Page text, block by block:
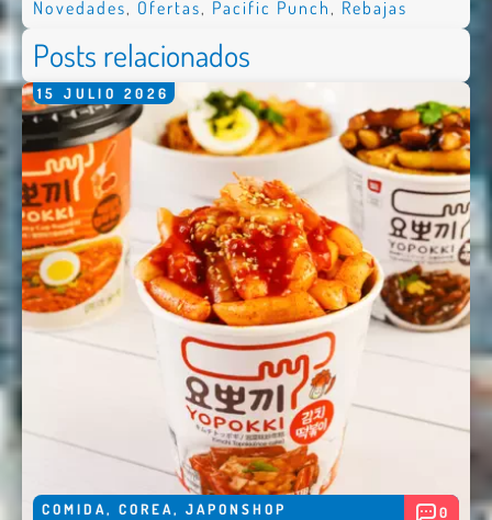
Novedades, Ofertas, Pacific Punch, Rebajas
Posts relacionados
15 JULIO 2026
COMIDA, COREA, JAPONSHOP 0